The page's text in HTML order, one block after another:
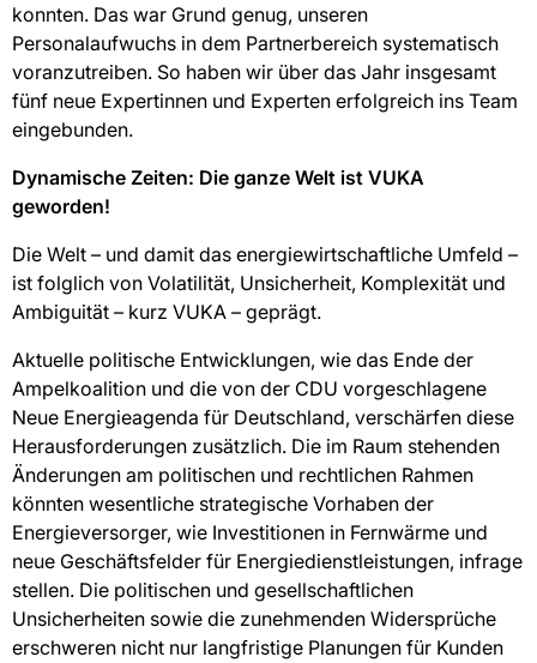
konnten. Das war Grund genug, unseren
Personalaufwuchs in dem Partnerbereich systematisch
voranzutreiben. So haben wir über das Jahr insgesamt
fünf neue Expertinnen und Experten erfolgreich ins Team
eingebunden.
Dynamische Zeiten: Die ganze Welt ist VUKA
geworden!
Die Welt – und damit das energiewirtschaftliche Umfeld –
ist folglich von Volatilität, Unsicherheit, Komplexität und
Ambiguität – kurz VUKA – geprägt.
Aktuelle politische Entwicklungen, wie das Ende der
Ampelkoalition und die von der CDU vorgeschlagene
Neue Energieagenda für Deutschland, verschärfen diese
Herausforderungen zusätzlich. Die im Raum stehenden
Änderungen am politischen und rechtlichen Rahmen
könnten wesentliche strategische Vorhaben der
Energieversorger, wie Investitionen in Fernwärme und
neue Geschäftsfelder für Energiedienstleistungen, infrage
stellen. Die politischen und gesellschaftlichen
Unsicherheiten sowie die zunehmenden Widersprüche
erschweren nicht nur langfristige Planungen für Kunden